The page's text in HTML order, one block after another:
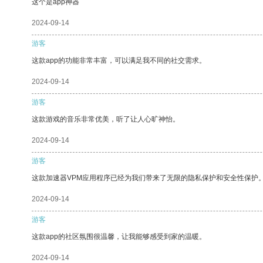
这个是app神器
2024-09-14
游客
这款app的功能非常丰富，可以满足我不同的社交需求。
2024-09-14
游客
这款游戏的音乐非常优美，听了让人心旷神怡。
2024-09-14
游客
这款加速器VPM应用程序已经为我们带来了无限的隐私保护和安全性保护
2024-09-14
游客
这款app的社区氛围很温馨，让我能够感受到家的温暖。
2024-09-14